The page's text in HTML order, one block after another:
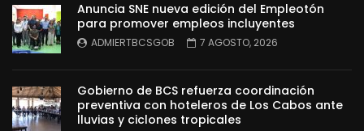
Anuncia SNE nueva edición del Empleotón
para promover empleos incluyentes
ADMIERTBCSGOB 7 AGOSTO, 2026
Gobierno de BCS refuerza coordinación
preventiva con hoteleros de Los Cabos ante
lluvias y ciclones tropicales